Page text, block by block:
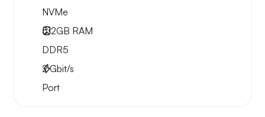
NVMe
512GB RAM
DDR5
2Gbit/s
Port